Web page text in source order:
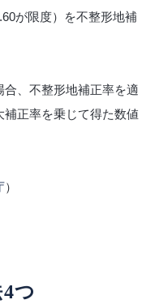
が限度）を不整形地補
合、不整形地補正率を適
正率を乗じて得た数値
）
つ